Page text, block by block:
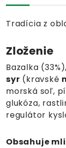
Tradícia z
Zloženie
Bazalka
syr (kravské
morská soľ,
glukóza,
regulátor
Obsahuje